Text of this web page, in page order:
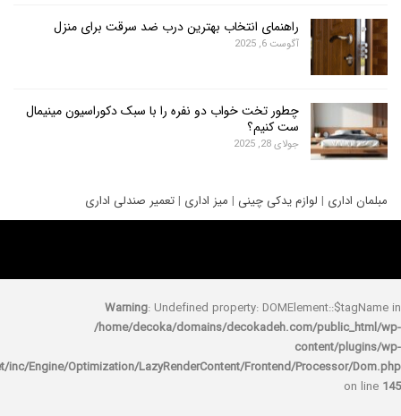
راهنمای انتخاب بهترین درب ضد سرقت برای منزل
آگوست 6, 2025
چطور تخت خواب دو نفره را با سبک دکوراسیون مینیمال
ست کنیم؟
جولای 28, 2025
|لوازم یدکی چینی|میز اداری| تعمیر صندلی اداری
Warning: Undefined property:
/home/decoka/domains/decokadeh.com/
rocket/inc/Engine/Optimization/LazyRenderContent/Frontend/